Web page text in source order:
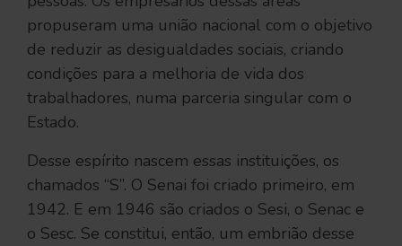
propuseram uma união nacional com o objetivo
de reduzir as desigualdades sociais, criando
condições para a melhoria de vida dos
trabalhadores, numa parceria singular com o
Estado.
Desse espírito nascem essas instituições, os
chamados “S”. O Senai foi criado primeiro, em
1942. E em 1946 são criados o Sesi, o Senac e
o Sesc. Se constitui, então, um embrião desse